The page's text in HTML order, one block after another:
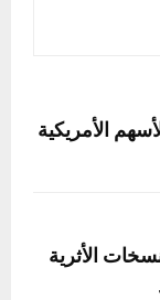
الأسهم الأمريكية
الأثرية